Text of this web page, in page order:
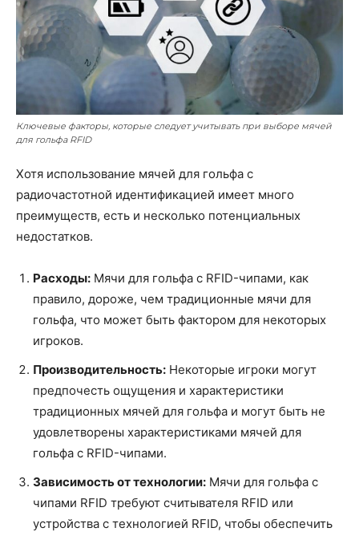
Ключевые факторы, которые следует учитывать при выборе мячей
для гольфа RFID
Хотя использование мячей для гольфа с
радиочастотной идентификацией имеет много
преимуществ, есть и несколько потенциальных
недостатков.
Расходы: Мячи для гольфа с RFID-чипами, как
правило, дороже, чем традиционные мячи для
гольфа, что может быть фактором для некоторых
игроков.
Производительность: Некоторые игроки могут
предпочесть ощущения и характеристики
традиционных мячей для гольфа и могут быть не
удовлетворены характеристиками мячей для
гольфа с RFID-чипами.
Зависимость от технологии: Мячи для гольфа с
чипами RFID требуют считывателя RFID или
устройства с технологией RFID, чтобы обеспечить